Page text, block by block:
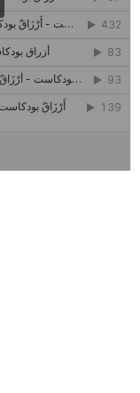
كل ما
مركز